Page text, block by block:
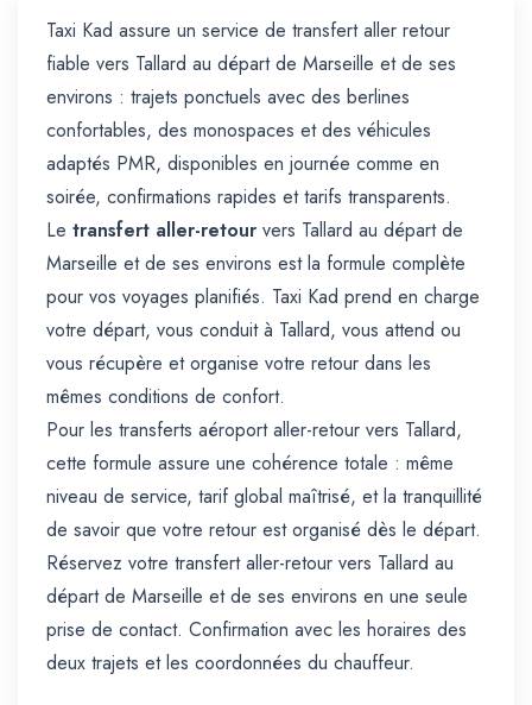
Taxi Kad assure un service de transfert aller retour
fiable vers Tallard au départ de Marseille et de ses
environs : trajets ponctuels avec des berlines
confortables, des monospaces et des véhicules
adaptés PMR, disponibles en journée comme en
soirée, confirmations rapides et tarifs transparents.
Le transfert aller-retour vers Tallard au départ de
Marseille et de ses environs est la formule complète
pour vos voyages planifiés. Taxi Kad prend en charge
votre départ, vous conduit à Tallard, vous attend ou
vous récupère et organise votre retour dans les
mêmes conditions de confort.
Pour les transferts aéroport aller-retour vers Tallard,
cette formule assure une cohérence totale : même
niveau de service, tarif global maîtrisé, et la tranquillité
de savoir que votre retour est organisé dès le départ.
Réservez votre transfert aller-retour vers Tallard au
départ de Marseille et de ses environs en une seule
prise de contact. Confirmation avec les horaires des
deux trajets et les coordonnées du chauffeur.